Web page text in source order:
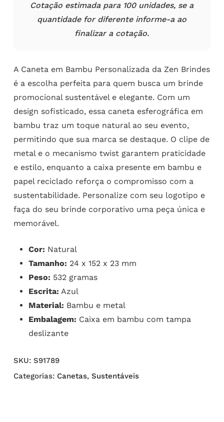
Cotação estimada para 100 unidades, se a
quantidade for diferente informe-a ao
finalizar a cotação.
A Caneta em Bambu Personalizada da Zen Brindes
é a escolha perfeita para quem busca um brinde
promocional sustentável e elegante. Com um
design sofisticado, essa caneta esferográfica em
bambu traz um toque natural ao seu evento,
permitindo que sua marca se destaque. O clipe de
metal e o mecanismo twist garantem praticidade
e estilo, enquanto a caixa presente em bambu e
papel reciclado reforça o compromisso com a
sustentabilidade. Personalize com seu logotipo e
faça do seu brinde corporativo uma peça única e
memorável.
Cor: Natural
Tamanho: 24 x 152 x 23 mm
Peso: 532 gramas
Escrita: Azul
Material: Bambu e metal
Embalagem: Caixa em bambu com tampa
deslizante
SKU: S91789
Categorias: Canetas, Sustentáveis